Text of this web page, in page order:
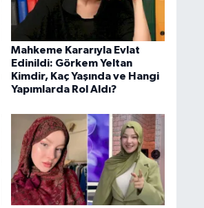
Mahkeme Kararıyla Evlat
Edinildi: Görkem Yeltan
Kimdir, Kaç Yaşında ve Hangi
Yapımlarda Rol Aldı?